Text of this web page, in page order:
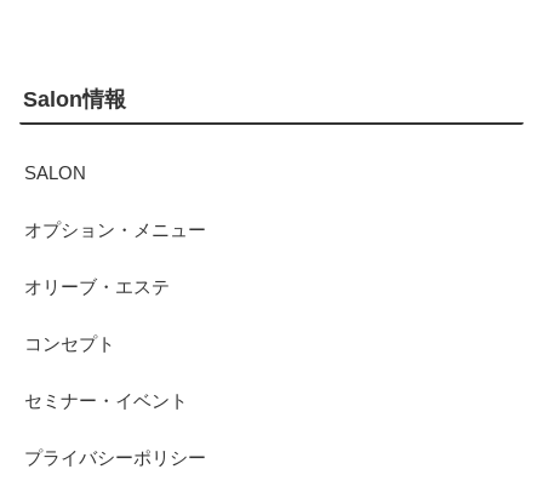
Salon情報
SALON
オプション・メニュー
オリーブ・エステ
コンセプト
セミナー・イベント
プライバシーポリシー